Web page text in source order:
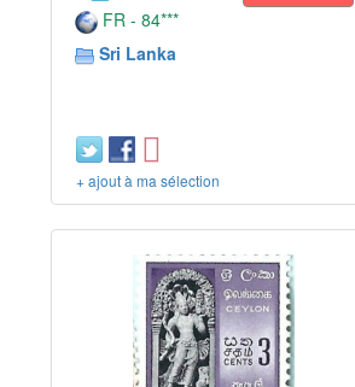
FR - 84***
Sri Lanka
+ ajout à ma sélection